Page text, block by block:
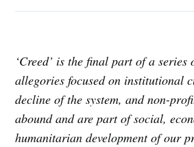
‘Creed’ is the final part of a series
allegories focused on institutional
decline of the system, and non-
abound and are part of social,
humanitarian development of our